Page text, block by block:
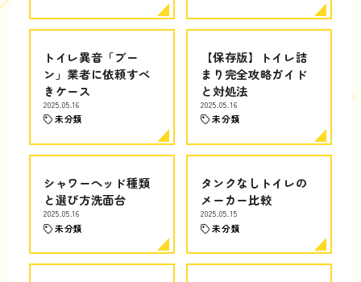
トイレ異音「ブー
ン」業者に依頼すべ
きケース
2025.05.16
未分類
【保存版】トイレ詰
まり完全攻略ガイド
と対処法
2025.05.16
未分類
シャワーヘッド種類
と選び方洗面台
2025.05.16
未分類
タンクなしトイレの
メーカー比較
2025.05.15
未分類